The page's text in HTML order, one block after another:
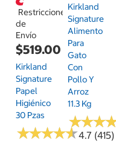
Restricciones
de
Envío
$519.00
Kirkland
Signature
Papel
Higiénico
30 Pzas
★★★★★
★★★★★4.7 (415)
Kirkland
Signature
Alimento
Para
Gato
Con
Pollo Y
Arroz
11.3 Kg
★★★
★★★